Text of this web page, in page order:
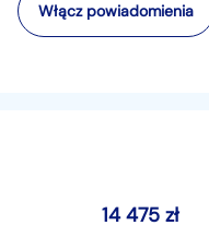
Włącz powiadomienia
14 475zł